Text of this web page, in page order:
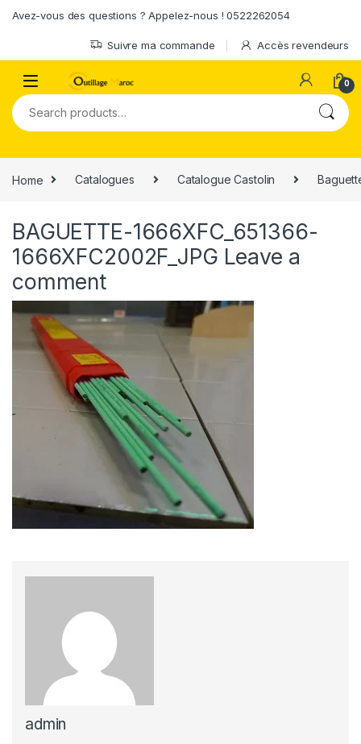
Avez-vous des questions ? Appelez-nous ! 0522262054
Suivre ma commande Accès revendeurs
0
Search for:
Home Catalogues Catalogue Castolin
BAGUETTE-1666XFC_651366-
1666XFC2002F_JPG Leave a
comment
admin